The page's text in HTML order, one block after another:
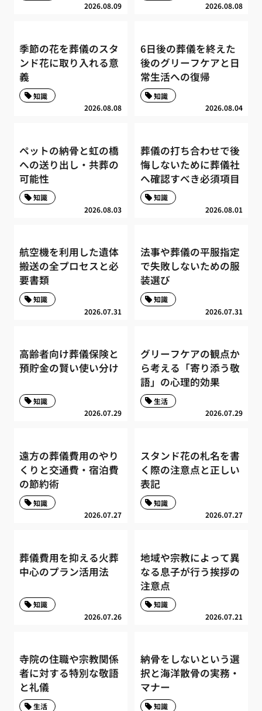
2026.08.09 2026.08.08
季節の花を葬儀のスタ
ンド花に取り入れる意
義
2026.08.08
知識
6日後の葬儀を終えた
後のグリーフケアと日
常生活への復帰
2026.08.04
知識
ペットの納骨と虹の橋
への送り出し・共葬の
可能性
2026.08.03
知識
葬儀の打ち合わせで後
悔しないために葬儀社
へ確認すべき必須項目
2026.08.01
知識
航空機を利用した遺体
搬送の全プロセスと必
要書類
2026.07.31
知識
法事や葬儀の平服指定
で失敗しないための服
装選び
2026.07.31
知識
高齢者向け葬儀保険と
預貯金の賢い使い分け
2026.07.29
知識
グリーフケアの観点か
ら考える「寄り添う敬
語」の心理的効果
2026.07.29
生活
遠方の葬儀費用のやり
くりと交通費・宿泊費
の節約術
2026.07.27
知識
スタンド花の札名を書
く際の注意点と正しい
表記
2026.07.27
知識
葬儀費用を抑える火葬
中心のプラン活用法
2026.07.26
知識
地域や宗教によって異
なる息子が行う挨拶の
注意点
2026.07.21
知識
寺院の住職や宗教関係
者に対する特別な敬語
と礼儀
生活
納骨をしないという選
択と海洋散骨の実務・
マナー
知識